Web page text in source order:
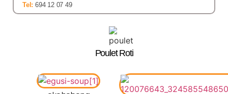
Tel: 694 12 07 49
Poulet Roti